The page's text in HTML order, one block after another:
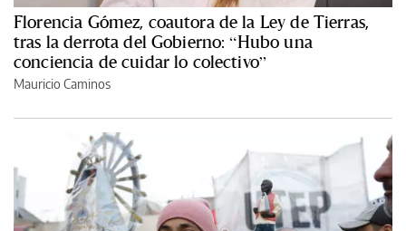
Florencia Gómez, coautora de la Ley de Tierras,
tras la derrota del Gobierno: “Hubo una
conciencia de cuidar lo colectivo”
Mauricio Caminos